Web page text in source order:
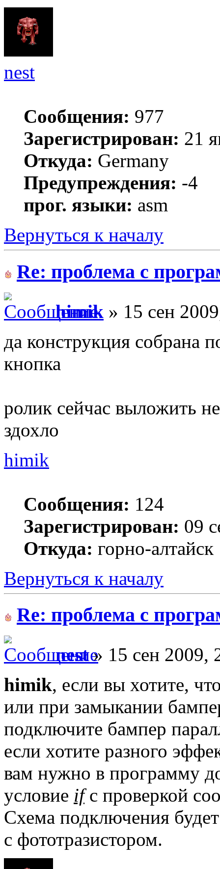
nest
Сообщения: 977
Зарегистрирован: 21
Откуда: Germany
Предупреждения: -4
прог. языки: asm
Вернуться к началу
Re: проблема с
himik » 15 сен
да конструкция собрана
кнопка
ролик сейчас выложить
здохло
himik
Сообщения: 124
Зарегистрирован: 09
Откуда: горно-алтайск
Вернуться к началу
Re: проблема с
nest» 15 сен 2009,
himik, если вы хотите,
или при замыкании
подключите бампер
если хотите разного
вам нужно в программу
условие ifс проверкой
Схема подключения
с фототразистором.